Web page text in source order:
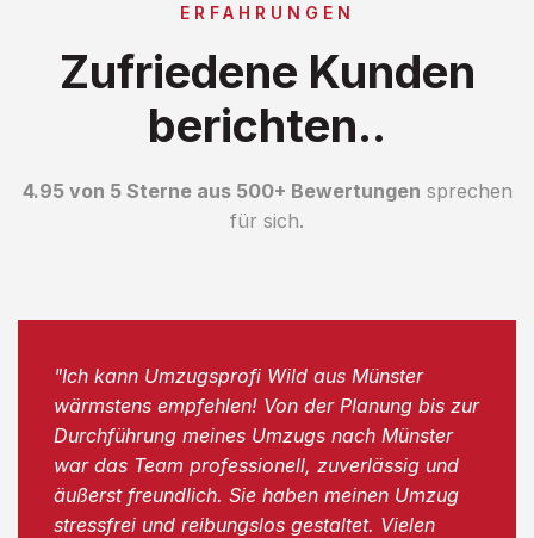
ERFAHRUNGEN
Zufriedene Kunden
berichten..
4.95 von 5 Sterne aus 500+ Bewertungen sprechen
für sich.
"Ich kann Umzugsprofi Wild aus Münster
wärmstens empfehlen! Von der Planung bis zur
Durchführung meines Umzugs nach Münster
war das Team professionell, zuverlässig und
äußerst freundlich. Sie haben meinen Umzug
stressfrei und reibungslos gestaltet. Vielen